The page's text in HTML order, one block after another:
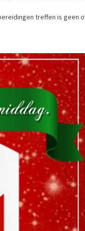
treffen is geen